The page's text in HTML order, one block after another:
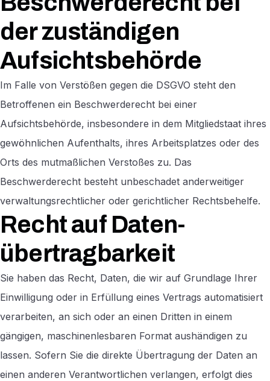
der zuständigen
Aufsichts­behörde
Im Falle von Verstößen gegen die DSGVO steht den
Betroffenen ein Beschwerderecht bei einer
Aufsichtsbehörde, insbesondere in dem Mitgliedstaat ihres
gewöhnlichen Aufenthalts, ihres Arbeitsplatzes oder des
Orts des mutmaßlichen Verstoßes zu. Das
Beschwerderecht besteht unbeschadet anderweitiger
verwaltungsrechtlicher oder gerichtlicher Rechtsbehelfe.
Recht auf Daten­
übertrag­barkeit
Sie haben das Recht, Daten, die wir auf Grundlage Ihrer
Einwilligung oder in Erfüllung eines Vertrags automatisiert
verarbeiten, an sich oder an einen Dritten in einem
gängigen, maschinenlesbaren Format aushändigen zu
lassen. Sofern Sie die direkte Übertragung der Daten an
einen anderen Verantwortlichen verlangen, erfolgt dies